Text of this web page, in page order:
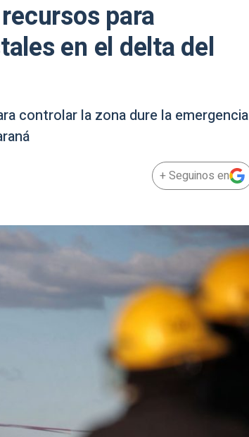
para
en el delta del
controlar la zona dure la emergencia
+ Seguinos en